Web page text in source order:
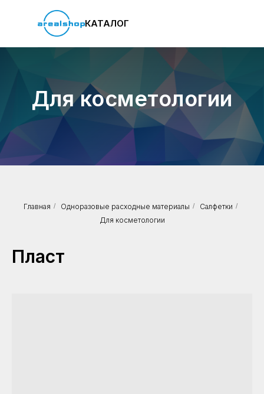
КАТАЛОГ
Для косметологии
Главная / Одноразовые расходные материалы / Салфетки /
Для косметологии
Пласт